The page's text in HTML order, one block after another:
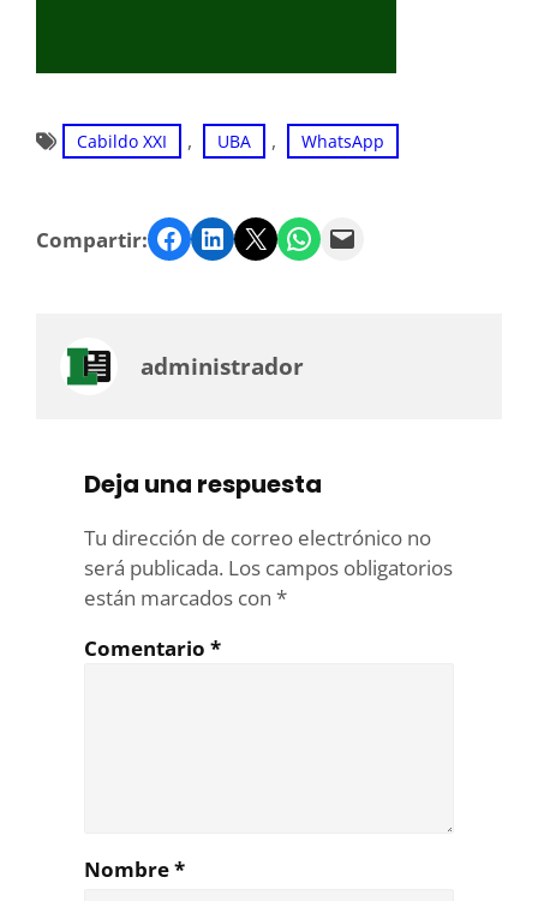
Cabildo XXI , UBA , WhatsApp
Compartir: Facebook LinkedIn Twitter WhatsApp Email
administrador
Deja una respuesta
Tu dirección de correo electrónico no
será publicada. Los campos obligatorios
están marcados con *
Comentario *
Nombre*